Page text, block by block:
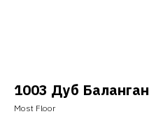
1003 Дуб Баланган
Most Floor